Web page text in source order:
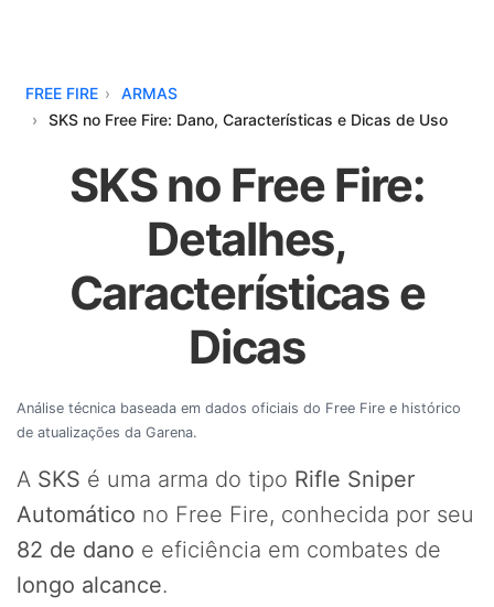
FREE FIRE
ARMAS
SKS no Free Fire: Dano, Características e Dicas de Uso
SKS no Free Fire:
Detalhes,
Características e
Dicas
Análise técnica baseada em dados oficiais do Free Fire e histórico
de atualizações da Garena.
A SKS é uma arma do tipo Rifle Sniper
Automático no Free Fire, conhecida por seu
82 de dano e eficiência em combates de
longo alcance.